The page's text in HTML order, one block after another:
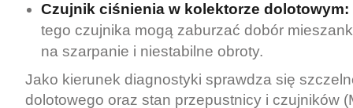
Czujnik ciśnienia w kolektorze dolotowym:
tego czujnika mogą zaburzać dobór
na szarpanie i niestabilne obroty.
Jako kierunek diagnostyki sprawdza się
dolotowego oraz stan przepustnicy i czujników